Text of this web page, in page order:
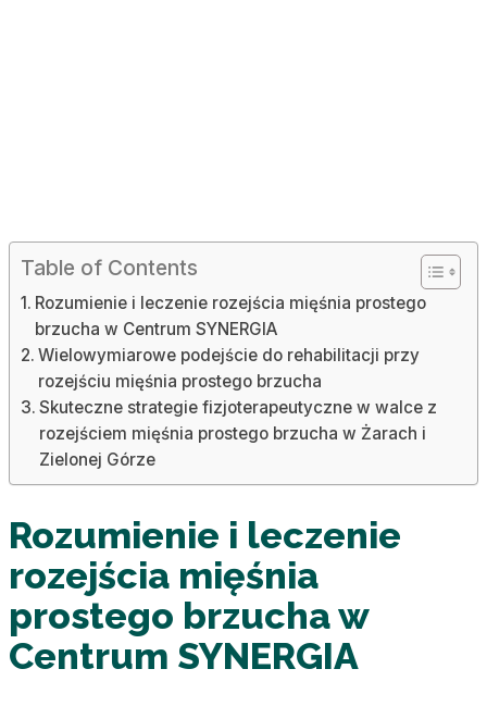
Table of Contents
Rozumienie i leczenie rozejścia mięśnia prostego
brzucha w Centrum SYNERGIA
Wielowymiarowe podejście do rehabilitacji przy
rozejściu mięśnia prostego brzucha
Skuteczne strategie fizjoterapeutyczne w walce z
rozejściem mięśnia prostego brzucha w Żarach i
Zielonej Górze
Rozumienie i leczenie
rozejścia mięśnia
prostego brzucha w
Centrum SYNERGIA